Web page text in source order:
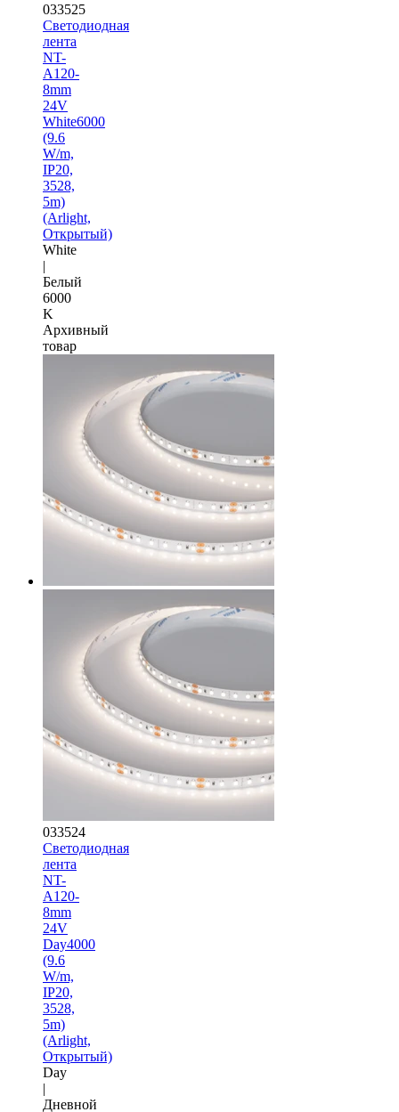
033525
Светодиодная
лента
NT-
A120-
8mm
24V
White6000
(9.6
W/m,
IP20,
3528,
5m)
(Arlight,
Открытый)
White
|
Белый
6000
K
Архивный
товар
033524
Светодиодная
лента
NT-
A120-
8mm
24V
Day4000
(9.6
W/m,
IP20,
3528,
5m)
(Arlight,
Открытый)
Day
|
Дневной